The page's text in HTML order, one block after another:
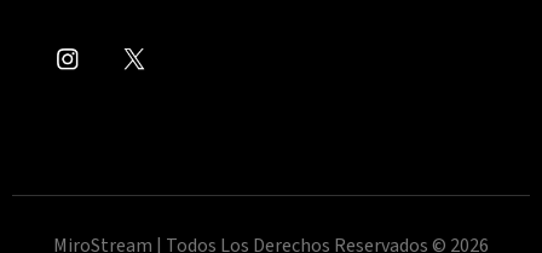
MiroStream | Todos Los Derechos Reservados © 2026